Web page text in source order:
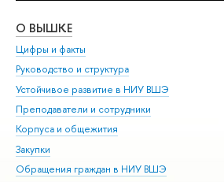
О ВЫШКЕ
Цифры и факты
Руководство и структура
Устойчивое развитие в НИУ ВШЭ
Преподаватели и сотрудники
Корпуса и общежития
Закупки
Обращения граждан в НИУ ВШЭ